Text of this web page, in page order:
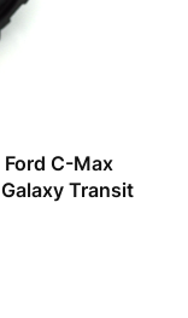
Ford C-Max
Transit